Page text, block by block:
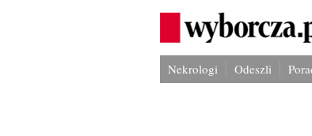
Nekrologi Odeszli